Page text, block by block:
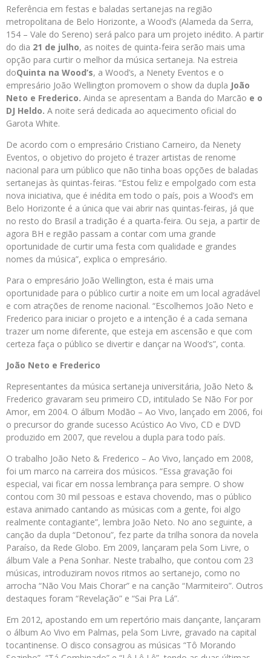
Referência em festas e baladas sertanejas na região
metropolitana de Belo Horizonte, a Wood’s (Alameda da Serra,
154 – Vale do Sereno) será palco para um projeto inédito. A partir
do dia 21 de julho, as noites de quinta-feira serão mais uma
opção para curtir o melhor da música sertaneja. Na estreia
doQuinta na Wood’s, a Wood’s, a Nenety Eventos e o
empresário João Wellington promovem o show da dupla João
Neto e Frederico. Ainda se apresentam a Banda do Marcão e o
DJ Heldo. A noite será dedicada ao aquecimento oficial do
Garota White.
De acordo com o empresário Cristiano Carneiro, da Nenety
Eventos, o objetivo do projeto é trazer artistas de renome
nacional para um público que não tinha boas opções de baladas
sertanejas às quintas-feiras. “Estou feliz e empolgado com esta
nova iniciativa, que é inédita em todo o país, pois a Wood’s em
Belo Horizonte é a única que vai abrir nas quintas-feiras, já que
no resto do Brasil a tradição é a quarta-feira. Ou seja, a partir de
agora BH e região passam a contar com uma grande
oportunidade de curtir uma festa com qualidade e grandes
nomes da música”, explica o empresário.
Para o empresário João Wellington, esta é mais uma
oportunidade para o público curtir a noite em um local agradável
e com atrações de renome nacional. “Escolhemos João Neto e
Frederico para iniciar o projeto e a intenção é a cada semana
trazer um nome diferente, que esteja em ascensão e que com
certeza faça o público se divertir e dançar na Wood’s”, conta.
João Neto e Frederico
Representantes da música sertaneja universitária, João Neto &
Frederico gravaram seu primeiro CD, intitulado Se Não For por
Amor, em 2004. O álbum Modão – Ao Vivo, lançado em 2006, foi
o precursor do grande sucesso Acústico Ao Vivo, CD e DVD
produzido em 2007, que revelou a dupla para todo país.
O trabalho João Neto & Frederico – Ao Vivo, lançado em 2008,
foi um marco na carreira dos músicos. “Essa gravação foi
especial, vai ficar em nossa lembrança para sempre. O show
contou com 30 mil pessoas e estava chovendo, mas o público
estava animado cantando as músicas com a gente, foi algo
realmente contagiante”, lembra João Neto. No ano seguinte, a
canção da dupla “Detonou”, fez parte da trilha sonora da novela
Paraíso, da Rede Globo. Em 2009, lançaram pela Som Livre, o
álbum Vale a Pena Sonhar. Neste trabalho, que contou com 23
músicas, introduziram novos ritmos ao sertanejo, como no
arrocha “Não Vou Mais Chorar” e na canção “Marmiteiro”. Outros
destaques foram “Revelação” e “Sai Pra Lá”.
Em 2012, apostando em um repertório mais dançante, lançaram
o álbum Ao Vivo em Palmas, pela Som Livre, gravado na capital
tocantinense. O disco consagrou as músicas “Tô Morando